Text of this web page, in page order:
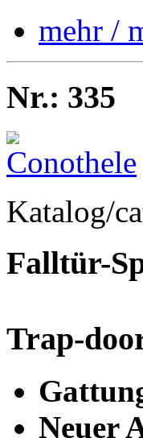
mehr /
Nr.: 335
Katalog/
Falltür-
Trap-
Neuer